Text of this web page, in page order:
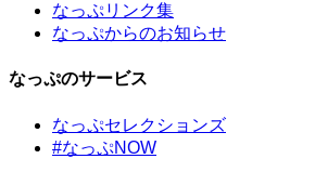
なっぷリンク集
なっぷからのお知らせ
なっぷのサービス
なっぷセレクションズ
#なっぷNOW